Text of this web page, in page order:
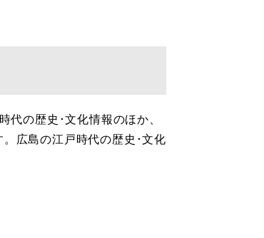
の歴史･文化情報のほか、
広島の江戸時代の歴史･文化